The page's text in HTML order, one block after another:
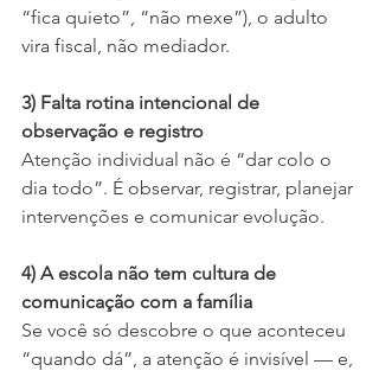
“fica quieto”, “não mexe”), o adulto
vira fiscal, não mediador.
3) Falta rotina intencional de
observação e registro
Atenção individual não é “dar colo o
dia todo”. É observar, registrar, planejar
intervenções e comunicar evolução.
4) A escola não tem cultura de
comunicação com a família
Se você só descobre o que aconteceu
“quando dá”, a atenção é invisível — e,